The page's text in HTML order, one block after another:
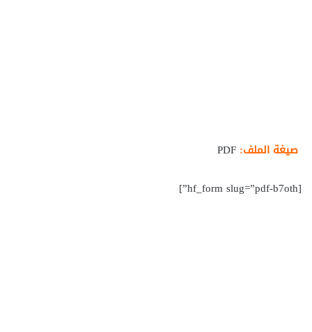
صيغة الملف:
[hf_form slug=”pdf-b7oth”]